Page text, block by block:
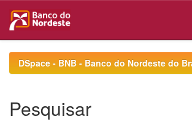
navigationDSpace - BNB - Banco do Nordeste do
Pesquisar